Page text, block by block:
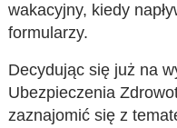
wakacyjny, kiedy
formularzy.
Decydując się już na
Ubezpieczenia
zaznajomić się z